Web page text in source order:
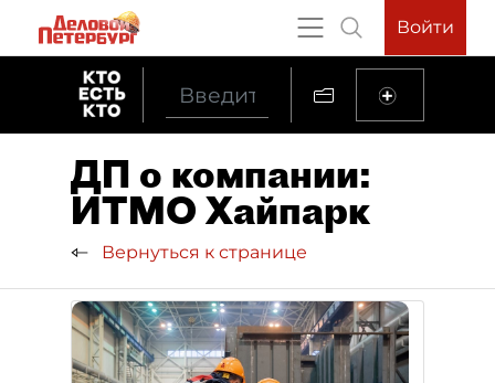
Войти
ДП о компании:
ИТМО Хайпарк
Вернуться к странице